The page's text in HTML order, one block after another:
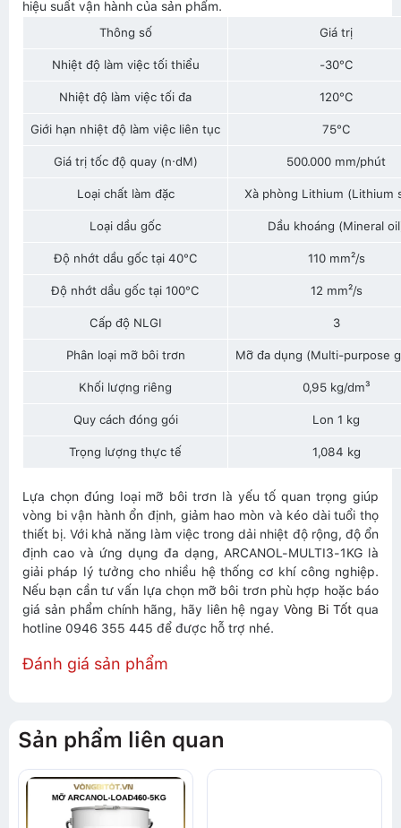
hiệu suất vận hành của sản phẩm.
Thông số
Giá trị
Nhiệt độ làm việc tối thiểu -30°C
Nhiệt độ làm việc tối đa 120°C
Giới hạn nhiệt độ làm việc liên tục 75°C
Giá trị tốc độ quay (n·dM) 500.000 mm/phút
Loại chất làm đặc Xà phòng Lithium (Lithium
Loại dầu gốc Dầu khoáng (Mineral
Độ nhớt dầu gốc tại 40°C 110 mm²/s
Độ nhớt dầu gốc tại 100°C 12 mm²/s
Cấp độ NLGI 3
Phân loại mỡ bôi trơn Mỡ đa dụng (Multi-purpose
Khối lượng riêng 0,95 kg/dm³
Quy cách đóng gói Lon 1 kg
Trọng lượng thực tế 1,084 kg
Lựa chọn đúng loại mỡ bôi trơn là yếu tố quan trọng giúp
vòng bi vận hành ổn định, giảm hao mòn và kéo dài tuổi thọ
thiết bị. Với khả năng làm việc trong dải nhiệt độ rộng, độ ổn
định cao và ứng dụng đa dạng, ARCANOL-MULTI3-1KG là
giải pháp lý tưởng cho nhiều hệ thống cơ khí công nghiệp.
Nếu bạn cần tư vấn lựa chọn mỡ bôi trơn phù hợp hoặc báo
giá sản phẩm chính hãng, hãy liên hệ ngayVòng Bi Tốt qua
hotline 0946 355 445 để được hỗ trợ nhé.
Đánh giá sản phẩm
Sản phẩm liên quan